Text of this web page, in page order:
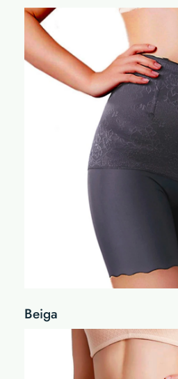
Beiga